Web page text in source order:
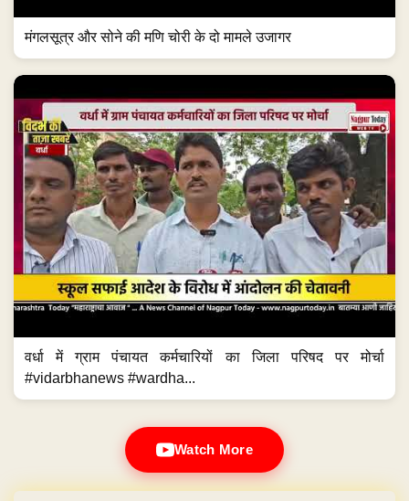
मंगलसूत्र और सोने की मणि चोरी के दो मामले उजागर
वर्धा में ग्राम पंचायत कर्मचारियों का जिला परिषद पर मोर्चा
#vidarbhanews #wardha...
Watch More